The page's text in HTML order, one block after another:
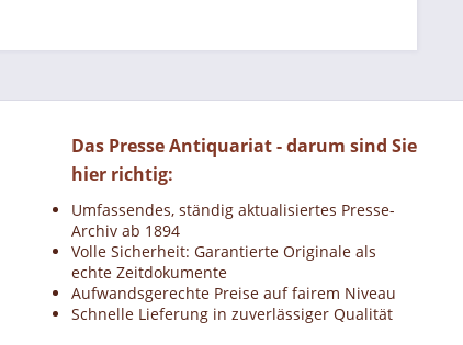
Das Presse Antiquariat - darum sind Sie
hier richtig:
Umfassendes, ständig aktualisiertes Presse-
Archiv ab 1894
Volle Sicherheit: Garantierte Originale als
echte Zeitdokumente
Aufwandsgerechte Preise auf fairem Niveau
Schnelle Lieferung in zuverlässiger Qualität